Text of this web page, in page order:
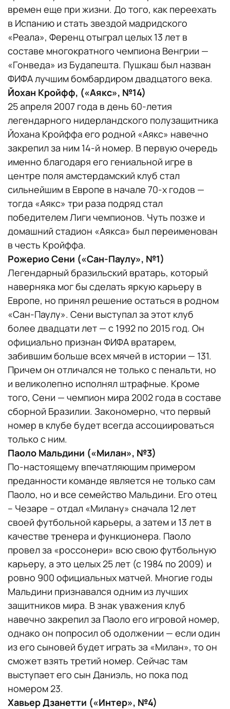
времен еще при жизни. До того, как переехать
в Испанию и стать звездой мадридского
«Реала», Ференц отыграл целых 13 лет в
составе многократного чемпиона Венгрии —
«Гонведа» из Будапешта. Пушкаш был назван
ФИФА лучшим бомбардиром двадцатого века.
Йохан Кройфф, («Аякс», №14)
25 апреля 2007 года в день 60-летия
легендарного нидерландского полузащитника
Йохана Кройффа его родной «Аякс» навечно
закрепил за ним 14-й номер. В первую очередь
именно благодаря его гениальной игре в
центре поля амстердамский клуб стал
сильнейшим в Европе в начале 70-х годов —
тогда «Аякс» три раза подряд стал
победителем Лиги чемпионов. Чуть позже и
домашний стадион «Аякса» был переименован
в честь Кройффа.
Рожерио Сени («Сан-Паулу», №1)
Легендарный бразильский вратарь, который
наверняка мог бы сделать яркую карьеру в
Европе, но принял решение остаться в родном
«Сан-Паулу». Сени выступал за этот клуб
более двадцати лет — с 1992 по 2015 год. Он
официально признан ФИФА вратарем,
забившим больше всех мячей в истории — 131.
Причем он отличался не только с пенальти, но
и великолепно исполнял штрафные. Кроме
того, Сени — чемпион мира 2002 года в составе
сборной Бразилии. Закономерно, что первый
номер в клубе будет всегда ассоциироваться
только с ним.
Паоло Мальдини («Милан», №3)
По-настоящему впечатляющим примером
преданности команде является не только сам
Паоло, но и все семейство Мальдини. Его отец
– Чезаре – отдал «Милану» сначала 12 лет
своей футбольной карьеры, а затем и 13 лет в
качестве тренера и функционера. Паоло
провел за «россонери» всю свою футбольную
карьеру, а это целых 25 лет (с 1984 по 2009) и
ровно 900 официальных матчей. Многие годы
Мальдини признавался одним из лучших
защитников мира. В знак уважения клуб
навечно закрепил за Паоло его игровой номер,
однако он попросил об одолжении — если один
из его сыновей будет играть за «Милан», то он
сможет взять третий номер. Сейчас там
выступает его сын Даниэль, но пока под
номером 23.
Хавьер Дзанетти («Интер», №4)